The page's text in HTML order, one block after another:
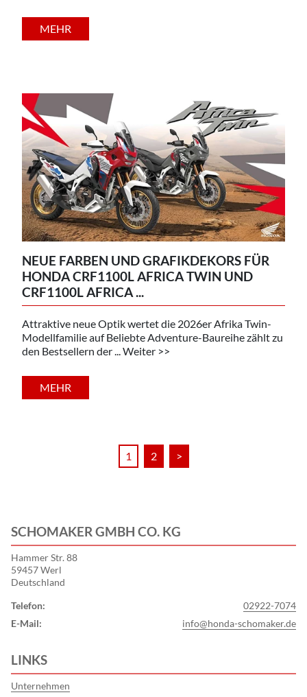
MEHR
NEUE FARBEN UND GRAFIKDEKORS FÜR
HONDA CRF1100L AFRICA TWIN UND
CRF1100L AFRICA ...
Attraktive neue Optik wertet die 2026er Afrika Twin-
Modellfamilie auf Beliebte Adventure-Baureihe zählt zu
den Bestsellern der ... Weiter >>
MEHR
1 2 >
SCHOMAKER GMBH CO. KG
Hammer Str. 88
59457 Werl
Deutschland
Telefon:
02922-7074
E-Mail:
info@honda-schomaker.de
LINKS
Unternehmen